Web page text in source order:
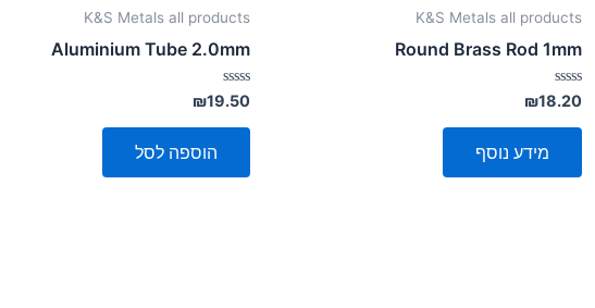
K&S Metals all products
Round Brass Rod 1mm
דורג
0
מתוך
₪18.20
מידע נוסף
K&S Metals all products
Aluminium Tube 2.0mm
דורג
0
מתוך
₪19.50
הוספה לסל